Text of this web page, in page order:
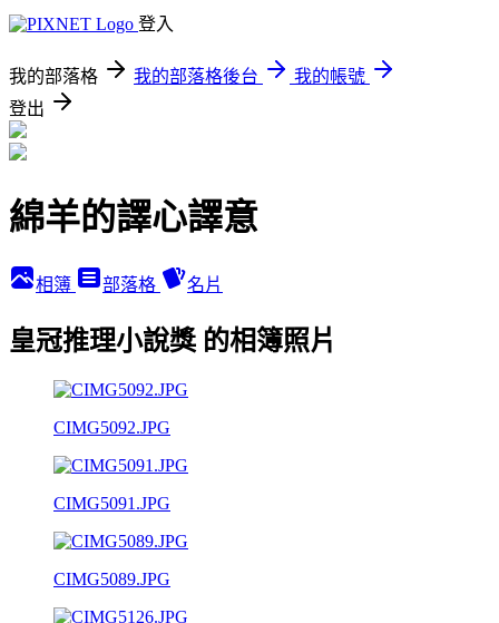
登入
我的部落格 我的部落格後台
我的帳號
登出
綿羊的譯心譯意
相簿 部落格 名片
皇冠推理小說獎 的相簿照片
CIMG5092.JPG
CIMG5091.JPG
CIMG5089.JPG